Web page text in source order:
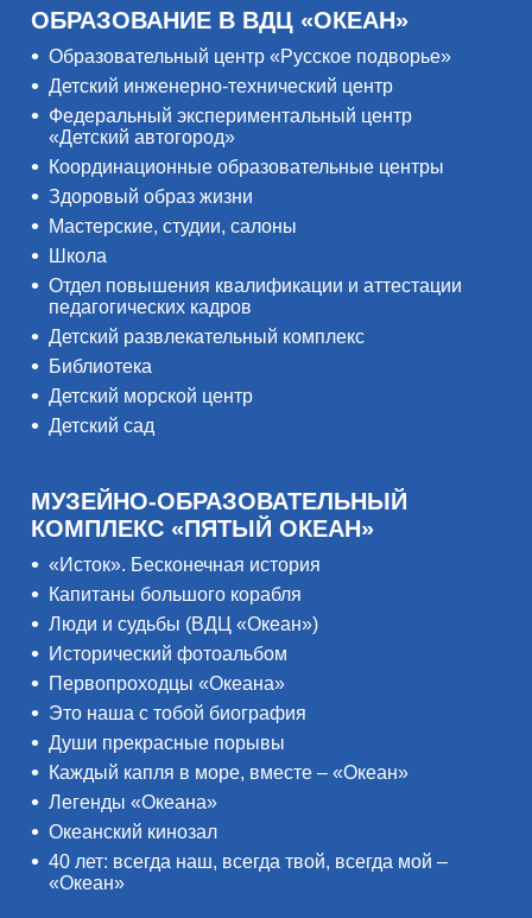
ОБРАЗОВАНИЕ В ВДЦ «ОКЕАН»
Образовательный центр «Русское подворье»
Детский инженерно-технический центр
Федеральный экспериментальный центр
«Детский автогород»
Координационные образовательные центры
Здоровый образ жизни
Мастерские, студии, салоны
Школа
Отдел повышения квалификации и аттестации
педагогических кадров
Детский развлекательный комплекс
Библиотека
Детский морской центр
Детский сад
МУЗЕЙНО-ОБРАЗОВАТЕЛЬНЫЙ
КОМПЛЕКС «ПЯТЫЙ ОКЕАН»
«Исток». Бесконечная история
Капитаны большого корабля
Люди и судьбы (ВДЦ «Океан»)
Исторический фотоальбом
Первопроходцы «Океана»
Это наша с тобой биография
Души прекрасные порывы
Каждый капля в море, вместе – «Океан»
Легенды «Океана»
Океанский кинозал
40 лет: всегда наш, всегда твой, всегда мой –
«Океан»